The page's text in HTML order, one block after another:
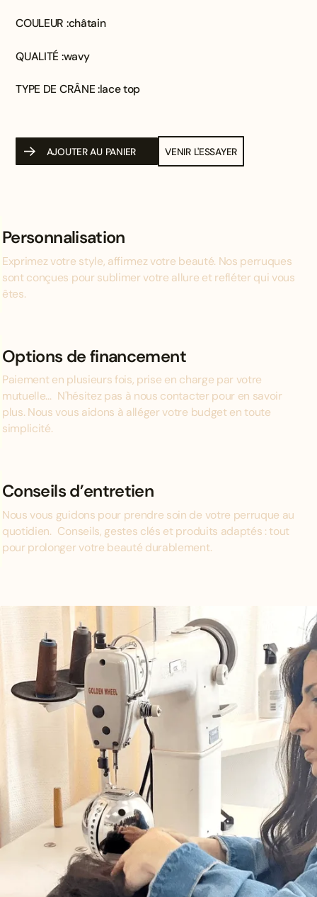
COULEUR :châtain
QUALITÉ :wavy
TYPE DE CRÂNE :lace top
AJOUTER AU PANIER VENIR L'ESSAYER
Personnalisation
Exprimez votre style, affirmez votre beauté. Nos perruques
sont conçues pour sublimer votre allure et refléter qui vous
êtes.
Options de financement
Paiement en plusieurs fois, prise en charge par votre
mutuelle... N'hésitez pas à nous contacter pour en savoir
plus. Nous vous aidons à alléger votre budget en toute
simplicité.
Conseils d’entretien
Nous vous guidons pour prendre soin de votre perruque au
quotidien. Conseils, gestes clés et produits adaptés : tout
pour prolonger votre beauté durablement.